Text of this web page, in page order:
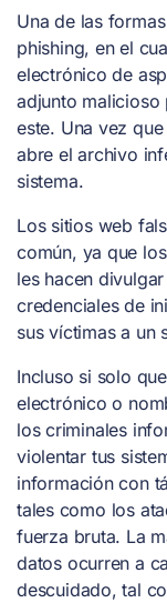
Una de las
phishing, en el
electrónico de
adjunto malicioso
este. Una vez
abre el archivo
sistema.
Los sitios web
común, ya que
les hacen
credenciales de
sus víctimas a un
Incluso si solo
electrónico o
los criminales
violentar tus
información con
tales como los
fuerza bruta. La
datos ocurren a
descuidado, tal